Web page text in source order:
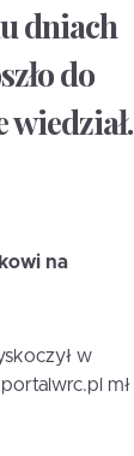
dniach
do
na
w
mł